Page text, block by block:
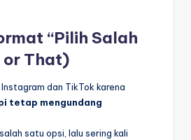
“Pilih Salah
or That)
dan TikTok karena
tetap mengundang
satu opsi, lalu sering kali